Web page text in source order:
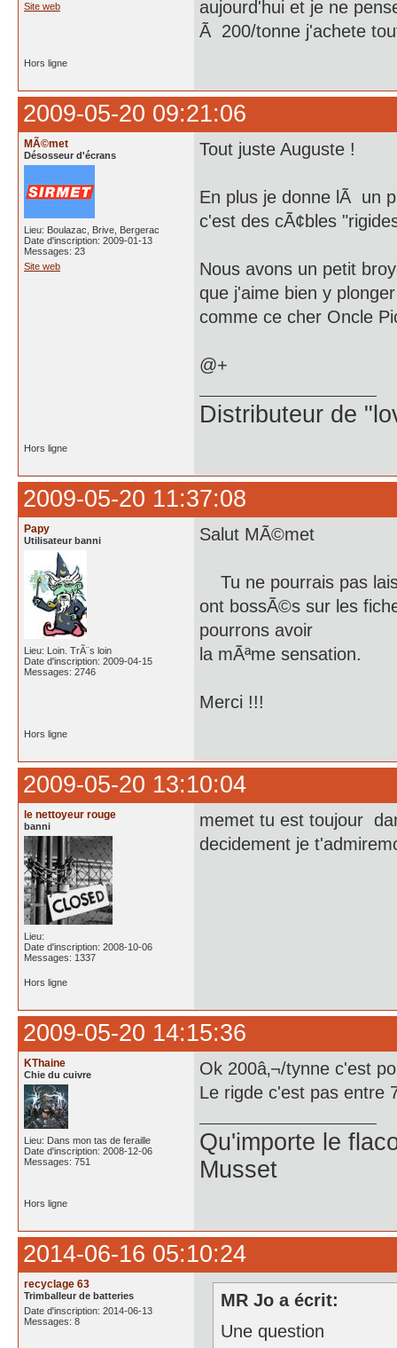
Site web
aujourd'hui et je ne
Ã 200/tonne j'achete
Hors ligne
2009-05-20 09:21:06
MÃ©met
Désosseur d'écrans
Lieu: Boulazac, Brive, Bergerac
Date d'inscription: 2009-01-13
Messages: 23
Site web
Tout juste Auguste !
En plus je donne lÃ un
c'est des cÃ¢bles
Nous avons un petit
que j'aime bien y
comme ce cher Oncle
@+
Distributeur de
Hors ligne
2009-05-20 11:37:08
Papy
Utilisateur banni
Lieu: Loin. TrÃ¨s loin
Date d'inscription: 2009-04-15
Messages: 2746
Salut MÃ©met
Tu ne pourrais pas
ont bossÃ©s sur les
pourrons avoir
la mÃªme sensation.
Merci !!!
Hors ligne
2009-05-20 13:10:04
le nettoyeur rouge
banni
Lieu:
Date d'inscription: 2008-10-06
Messages: 1337
memet tu est toujour
decidement je
Hors ligne
2009-05-20 14:15:36
KThaine
Chie du cuivre
Lieu: Dans mon tas de feraille
Date d'inscription: 2008-12-06
Messages: 751
Ok 200â‚¬/tynne c'est
Le rigde c'est pas entre
Qu'importe le
Musset
Hors ligne
2014-06-16 05:10:24
recyclage 63
Trimballeur de batteries
Date d'inscription: 2014-06-13
Messages: 8
MR Jo a écrit:
Une question